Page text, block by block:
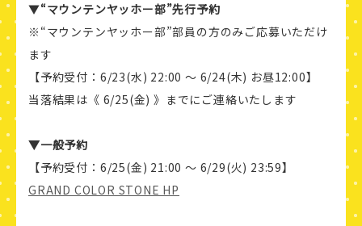
▼“マウンテンヤッホー部”先行予約
※“マウンテンヤッホー部”部員の方のみご応募いただけ
ます
【予約受付：6/23(水) 22:00 〜 6/24(木) お昼12:00】
当落結果は《 6/25(金) 》までにご連絡いたします
▼一般予約
【予約受付：6/25(金) 21:00 〜 6/29(火) 23:59】
GRAND COLOR STONE HP